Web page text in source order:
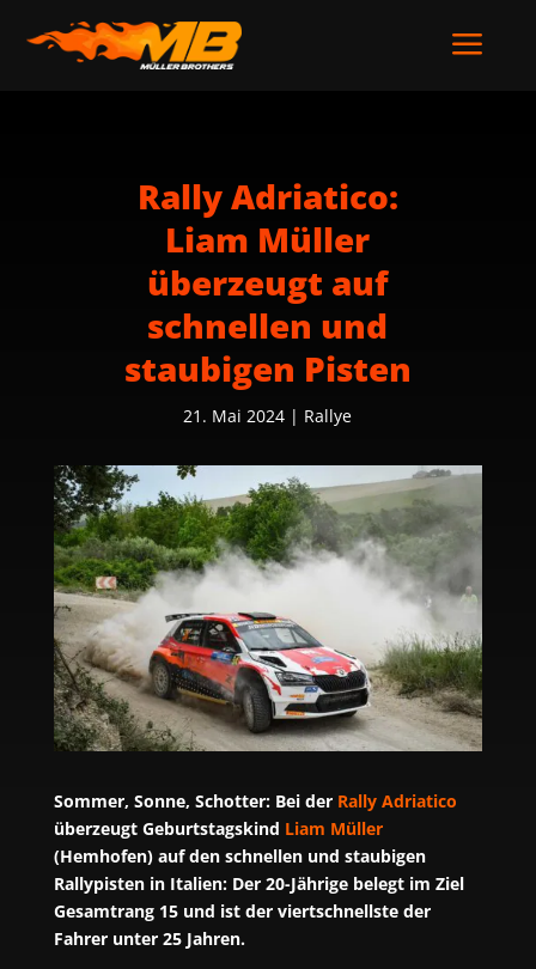
a
Rally Adriatico:
Liam Müller
überzeugt auf
schnellen und
staubigen Pisten
21. Mai 2024 | Rallye
Sommer, Sonne, Schotter: Bei der Rally Adriatico
überzeugt Geburtstagskind Liam Müller
(Hemhofen) auf den schnellen und staubigen
Rallypisten in Italien: Der 20-Jährige belegt im Ziel
Gesamtrang 15 und ist der viertschnellste der
Fahrer unter 25 Jahren.